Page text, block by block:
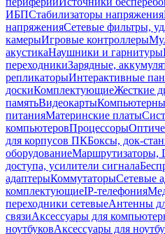
ИБПСтабилизаторы напряжения
напряженияСетевые фильтры,
камерыИгровые контроллеры
акустикаНаушники и гарнитуры
переходникиЗарядные,
репликаторыИнтерактивные
доскиКомплектующиеЖесткие
памятьВидеокарты
питанияМатеринские платы
компьютеровПроцессоры
для корпусов ПКБоксы, док-
оборудованиеМаршрутизаторы,
доступа, усилители сигнала
адаптерыКоммутаторыСетевые
комплектующиеIP-телефония
переходники сетевыеАнтенны
связиАксессуары для
ноутбуковАксессуары для